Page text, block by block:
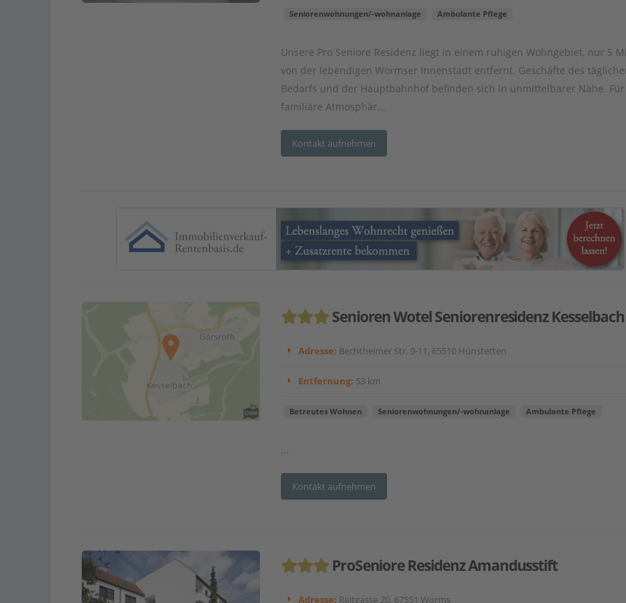
Seniorenwohnungen/-wohnanlage Ambulante Pflege
Unsere Pro Seniore Residenz liegt in einem ruhigen Wohngebiet, nur 5
von der lebendigen Wormser Innenstadt entfernt. Geschäfte des
Bedarfs und der Hauptbahnhof befinden sich in unmittelbarer Nähe.
familiäre Atmosphär...
Kontakt aufnehmen
Senioren Wotel Seniorenresidenz Kesselbach
Adresse: Bechtheimer Str. 9-11, 65510 Hünstetten
Entfernung: 53 km
Betreutes Wohnen Seniorenwohnungen/-wohnanlage Ambulante Pflege
...
Kontakt aufnehmen
ProSeniore Residenz Amandusstift
Adresse: Reitgasse 20, 67551 Worms